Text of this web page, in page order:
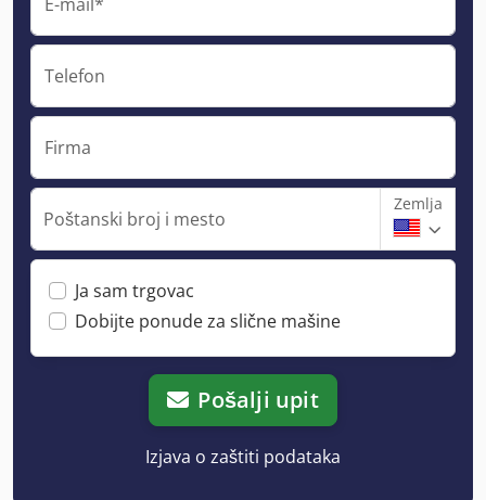
Telefon
Firma
Poštanski broj i mesto
Zemlja
Ja sam trgovac
Dobijte ponude za slične mašine
Pošalji upit
Izjava o zaštiti podataka